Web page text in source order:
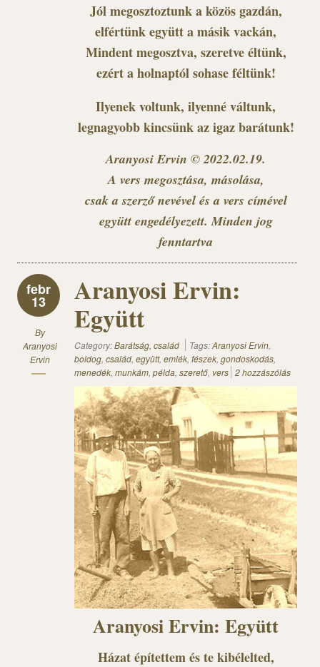
Jól megosztoztunk a közös gazdán,
elfértünk együtt a másik vackán,
Mindent megosztva, szeretve éltünk,
ezért a holnaptól sohase féltünk!
Ilyenek voltunk, ilyenné váltunk,
legnagyobb kincsünk az igaz barátunk!
Aranyosi Ervin © 2022.02.19.
A vers megosztása, másolása,
csak a szerző nevével és a vers címével
együtt engedélyezett. Minden jog
fenntartva
febr
13
By
Aranyosi
Ervin
Aranyosi Ervin:
Együtt
Category:Barátság, család Tags:Aranyosi Ervin,
boldog, család, együtt, emlék, fészek, gondoskodás,
menedék, munkám, példa, szerető, vers 2 hozzászólás
Aranyosi Ervin: Együtt
Házat építettem és te kibélelted,